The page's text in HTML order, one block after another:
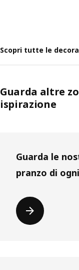
Scopri tutte le
Guarda altre
ispirazione
Guarda le
pranzo di